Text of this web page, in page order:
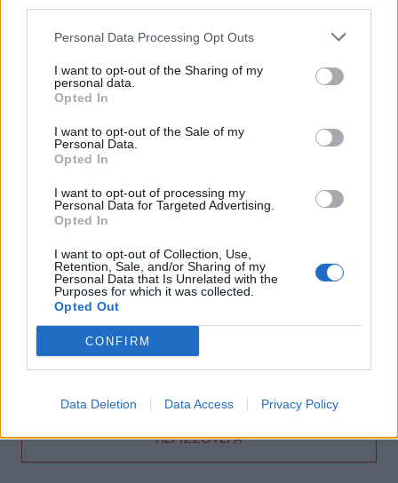
Personal Data Processing Opt Outs
I want to opt-out of the Sharing of my
personal data.
Opted In
I want to opt-out of the Sale of my
Personal Data.
Opted In
I want to opt-out of processing my
Personal Data for Targeted Advertising.
Opted In
I want to opt-out of Collection, Use,
Retention, Sale, and/or Sharing of my
Personal Data that Is Unrelated with the
Purposes for which it was collected.
Opted Out
CONFIRM
Data Deletion Data Access Privacy Policy
ΗΠΑ: Εφετείο απαγόρευσε να συνεχιστεί η κατασκευή
του Υπουργείου Μετανάστευσης και Ασύλου για
σχολικές υποδομές και δημόσιους χώρους
Ιερόσυλοι βανδάλισαν το εκκλησάκι της
Μεταμορφώσεως του Σωτήρος στον Σαρωνικό
18:59
ΗΠΑ: 23.000 θέσεις λιγότερες θέσεις εργασίας τον
Ιούλιο αλλά η ανεργία μειώθηκε
ΠΕΡΙΣΣΟΤΕΡΑ